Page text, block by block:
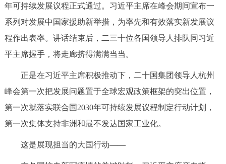
年可持续发展议程正式通过。习近平主席在峰会期间宣布一
系列对发展中国家援助新举措，为率先和有效落实新发展议
程作出表率。讲话结束后，二三十位各国领导人排队同习近
平主席握手，将走廊挤得满满当当。
正是在习近平主席积极推动下，二十国集团领导人杭州
峰会第一次把发展问题置于全球宏观政策框架的突出位置，
第一次就落实联合国2030年可持续发展议程制定行动计划，
第一次集体支持非洲和最不发达国家工业化。
这是展现担当的大国行动——